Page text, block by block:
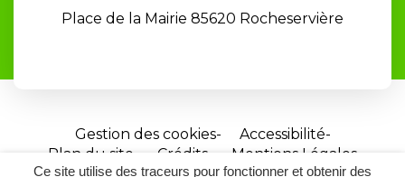
Ce site utilise des traceurs pour fonctionner et obtenir des
Place de la Mairie 85620 Rocheservière
Gestion des cookies
Accessibilité
Plan du site
Crédits Mentions Légales